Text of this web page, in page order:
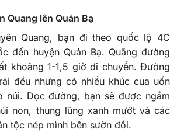
Quang lên Quản Bạ
Quang, bạn đi theo quốc lộ 4C
đến huyện Quản Bạ. Quãng đường
khoảng 1-1,5 giờ di chuyển. Đường
đều nhưng có nhiều khúc cua uốn
núi. Dọc đường, bạn sẽ được ngắm
non, thung lũng xanh mướt và các
tộc nép mình bên sườn đồi.